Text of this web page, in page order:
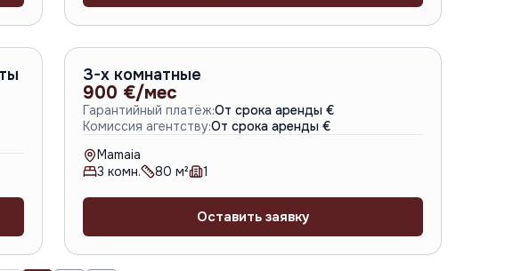
3-х комнатные
900 €/мес
Гарантийный платёж:От срока аренды €
Комиссия агентству:От срока аренды €
Mamaia
3 комн. 80 м² 1
Оставить заявку